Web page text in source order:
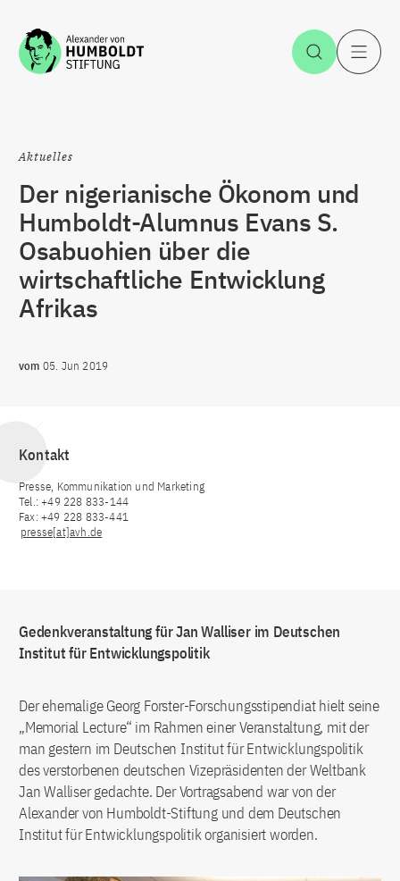
Zum Inhalt springen Suche
Aktuelles
Der nigerianische Ökonom und
Humboldt-Alumnus Evans S.
Osabuohien über die
wirtschaftliche Entwicklung
Afrikas
vom 05. Jun 2019
Kontakt
Presse, Kommunikation und Marketing
Tel.: +49 228 833-144
Fax: +49 228 833-441
presse[at]avh.de
Gedenkveranstaltung für Jan Walliser im Deutschen
Institut für Entwicklungspolitik
Der ehemalige Georg Forster-Forschungsstipendiat hielt seine
„Memorial Lecture“ im Rahmen einer Veranstaltung, mit der
man gestern im Deutschen Institut für Entwicklungspolitik
des verstorbenen deutschen Vizepräsidenten der Weltbank
Jan Walliser gedachte. Der Vortragsabend war von der
Alexander von Humboldt-Stiftung und dem Deutschen
Institut für Entwicklungspolitik organisiert worden.